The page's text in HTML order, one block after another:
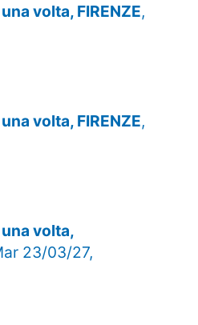
volta, FIRENZE,
volta, FIRENZE,
volta,
23/03/27,